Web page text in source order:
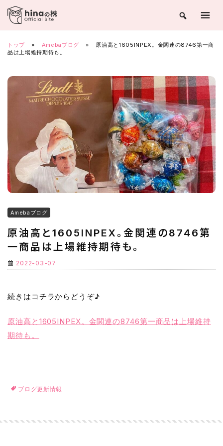
Skip
content
トップ » Amebaブログ »
原油高と1605INPEX。金関連の8746第一商
品は上場維持期待も。
Amebaブログ
原油高と1605INPEX。金関連の8746第
一商品は上場維持期待も。
2022-03-07
続きはコチラからどうぞ♪
原油高と1605INPEX。金関連の8746第一商品は上場維持
期待も。
ブログ更新情報